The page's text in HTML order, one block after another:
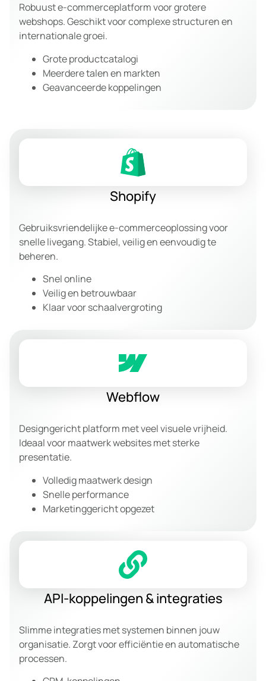
Robuust e-commerceplatform voor grotere
webshops. Geschikt voor complexe structuren en
internationale groei.
Grote productcatalogi
Meerdere talen en markten
Geavanceerde koppelingen
Shopify
Gebruiksvriendelijke e-commerceoplossing voor
snelle livegang. Stabiel, veilig en eenvoudig te
beheren.
Snel online
Veilig en betrouwbaar
Klaar voor schaalvergroting
Webflow
Designgericht platform met veel visuele vrijheid.
Ideaal voor maatwerk websites met sterke
presentatie.
Volledig maatwerk design
Snelle performance
Marketinggericht opgezet
API-koppelingen & integraties
Slimme integraties met systemen binnen jouw
organisatie. Zorgt voor efficiëntie en automatische
processen.